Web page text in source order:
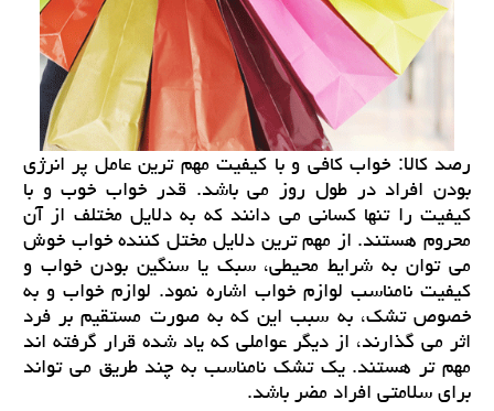
رصد كالا: خواب كافی و با كیفیت مهم ترین عامل پر انرژی
بودن افراد در طول روز می باشد. قدر خواب خوب و با
كیفیت را تنها كسانی می دانند كه به دلایل مختلف از آن
محروم هستند. از مهم ترین دلایل مختل كننده خواب خوش
می توان به شرایط محیطی، سبك یا سنگین بودن خواب و
كیفیت نامناسب لوازم خواب اشاره نمود. لوازم خواب و به
خصوص تشك، به سبب این كه به صورت مستقیم بر فرد
اثر می گذارند، از دیگر عواملی كه یاد شده قرار گرفته اند
مهم تر هستند. یك تشك نامناسب به چند طریق می تواند
برای سلامتی افراد مضر باشد.